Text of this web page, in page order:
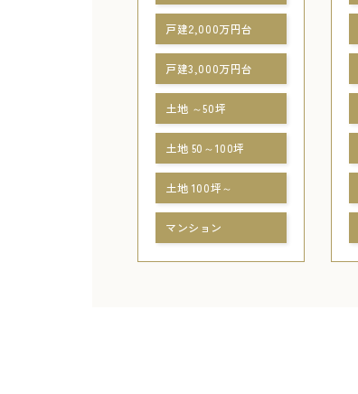
戸建2,000万円台
戸建3,000万円台
土地 ～50坪
土地 50～100坪
土地 100坪～
マンション